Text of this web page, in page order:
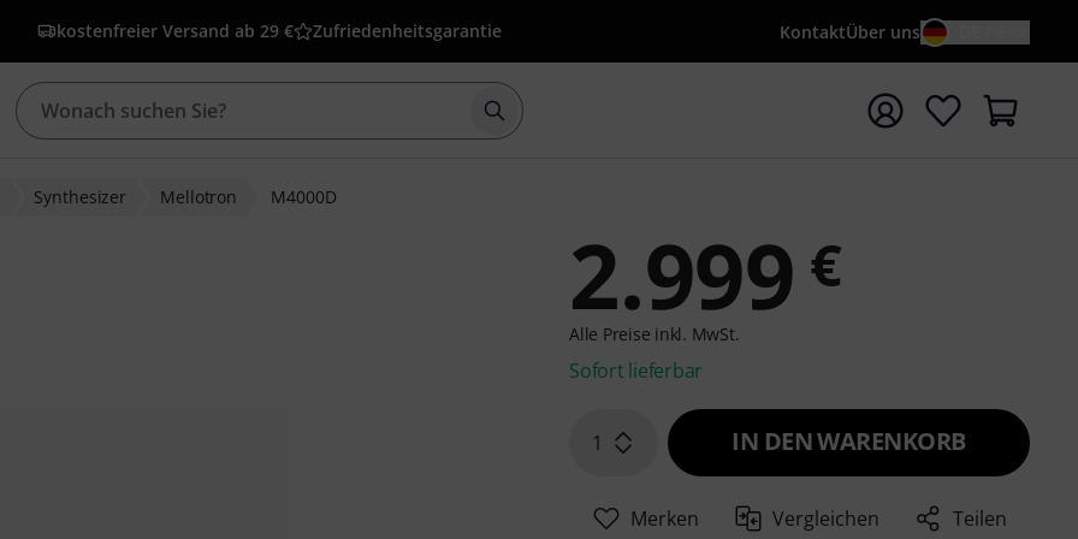
kostenfreier Versand ab 29 € Zufriedenheitsgarantie KontaktÜber uns
Suche mit Suchwort {searchTerm} starten
Synthesizer Mellotron M4000D
2.999 €
Alle Preise inkl. MwSt.
Sofort lieferbar
1 IN DEN WARENKORB
Merken Vergleichen Teilen